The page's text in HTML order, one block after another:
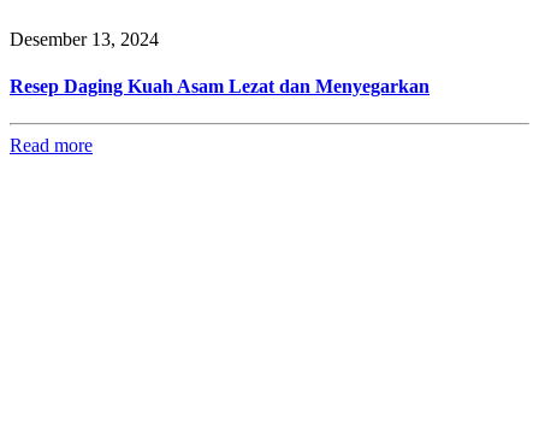
Desember 13, 2024
Resep Daging Kuah Asam Lezat dan Menyegarkan
Read more